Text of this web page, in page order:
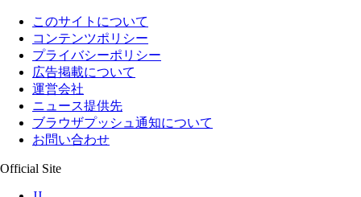
このサイトについて
コンテンツポリシー
プライバシーポリシー
広告掲載について
運営会社
ニュース提供先
ブラウザプッシュ通知について
お問い合わせ
Official Site